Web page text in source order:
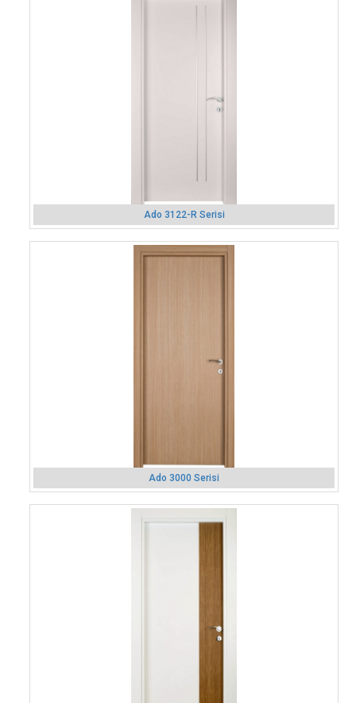
Ado 3122-R Serisi
Ado 3000 Serisi